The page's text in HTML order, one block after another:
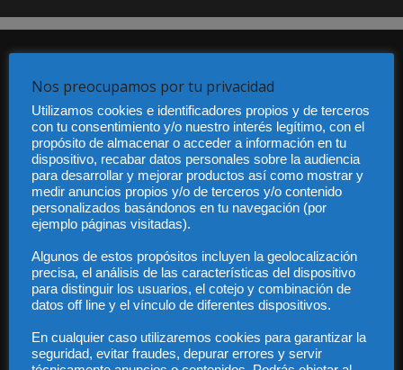
Audiencia y Publicidad
Quiénes somos
Legal
Privacidad
Contacto
Contáctanos: info@diariojuridico.com
Nos preocupamos por tu privacidad
Utilizamos cookies e identificadores propios y de terceros
con tu consentimiento y/o nuestro interés legítimo, con el
propósito de almacenar o acceder a información en tu
dispositivo, recabar datos personales sobre la audiencia
para desarrollar y mejorar productos así como mostrar y
medir anuncios propios y/o de terceros y/o contenido
personalizados basándonos en tu navegación (por
ejemplo páginas visitadas).
Algunos de estos propósitos incluyen la geolocalización
precisa, el análisis de las características del dispositivo
para distinguir los usuarios, el cotejo y combinación de
datos off line y el vínculo de diferentes dispositivos.
En cualquier caso utilizaremos cookies para garantizar la
seguridad, evitar fraudes, depurar errores y servir